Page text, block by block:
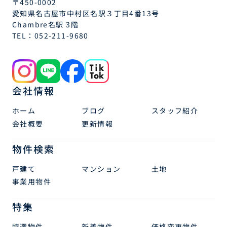
愛知県名古屋市中村区名駅３丁目4番13号
Chambre名駅 3階
TEL： 052-211-9680
会社情報
ホーム ブログ
スタッフ紹介
会社概要
更新情報
物件検索
戸建て マンション
土地
事業用物件
特集